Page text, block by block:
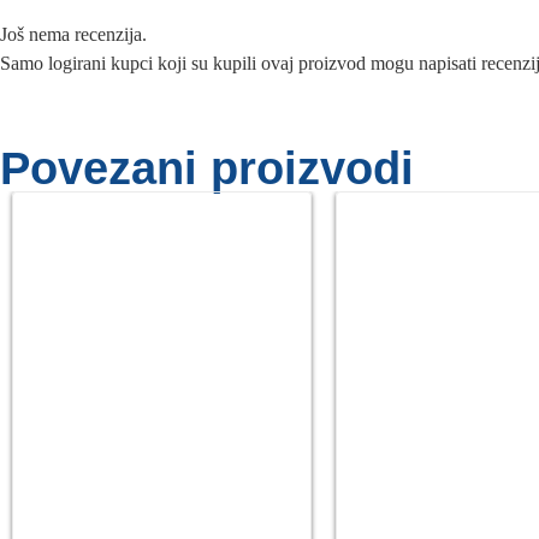
Još nema recenzija.
Samo logirani kupci koji su kupili ovaj proizvod mogu napisati
Povezani proizvodi